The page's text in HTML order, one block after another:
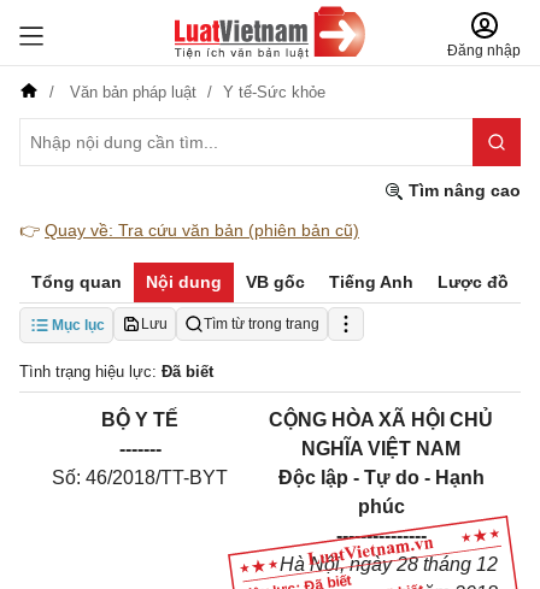
Đăng nhập
Văn bản pháp luật Y tế-Sức khỏe
Tìm nâng cao
👉 Quay về: Tra cứu văn bản (phiên bản cũ)
Tổng quan Nội dung VB gốc Tiếng Anh Lược đồ
Mục lục Lưu Tìm từ trong trang
Tình trạng hiệu lực: Đã biết
BỘ Y TẾ
-------
Số: 46/2018/TT-BYT
CỘNG HÒA XÃ HỘI CHỦ
NGHĨA VIỆT NAM
Độc lập - Tự do - Hạnh
phúc
---------------
Hà Nội, ngày28tháng 12